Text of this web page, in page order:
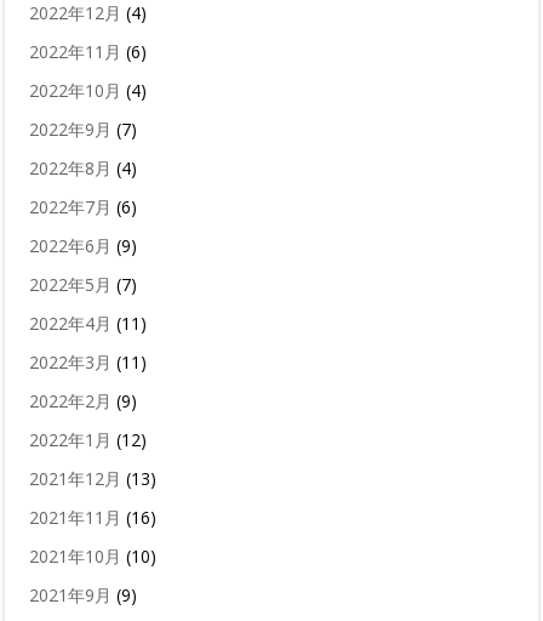
2022年12月 (4)
2022年11月 (6)
2022年10月 (4)
2022年9月 (7)
2022年8月 (4)
2022年7月 (6)
2022年6月 (9)
2022年5月 (7)
2022年4月 (11)
2022年3月 (11)
2022年2月 (9)
2022年1月 (12)
2021年12月 (13)
2021年11月 (16)
2021年10月 (10)
2021年9月 (9)